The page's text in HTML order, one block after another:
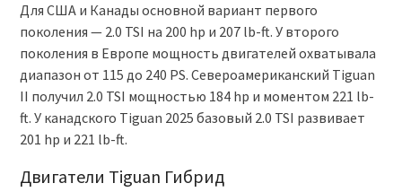
Для США и Канады основной вариант первого
поколения — 2.0 TSI на 200 hp и 207 lb-ft. У второго
поколения в Европе мощность двигателей охватывала
диапазон от 115 до 240 PS. Североамериканский Tiguan
II получил 2.0 TSI мощностью 184 hp и моментом 221 lb-
ft. У канадского Tiguan 2025 базовый 2.0 TSI развивает
201 hp и 221 lb-ft.
Двигатели Tiguan Гибрид